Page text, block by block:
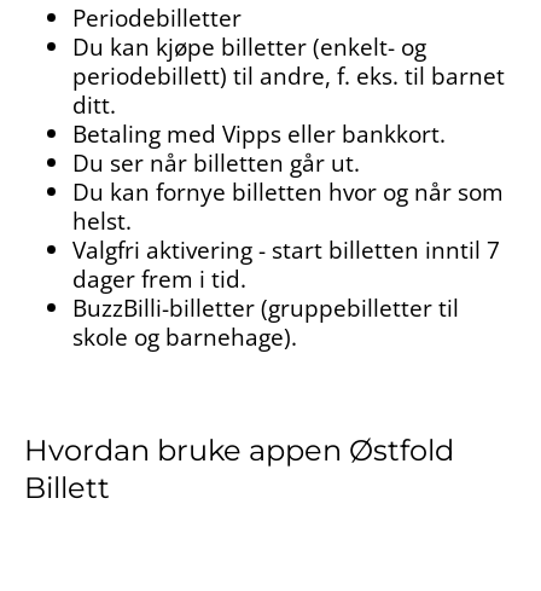
Periodebilletter
Du kan kjøpe billetter (enkelt- og
periodebillett) til andre, f. eks. til barnet
ditt.
Betaling med Vipps eller bankkort.
Du ser når billetten går ut.
Du kan fornye billetten hvor og når som
helst.
Valgfri aktivering - start billetten inntil 7
dager frem i tid.
BuzzBilli-billetter (gruppebilletter til
skole og barnehage).
Hvordan bruke appen Østfold
Billett